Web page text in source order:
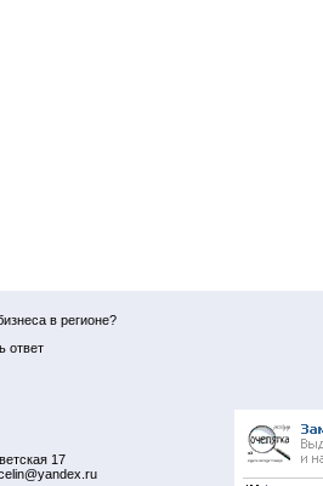
в регионе?
ответ
17